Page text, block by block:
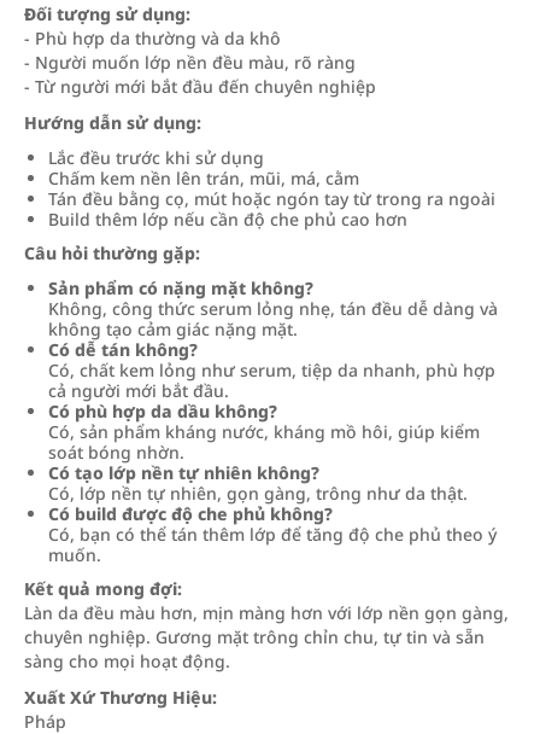
Đối tượng sử dụng:
- Phù hợp da thường và da khô
- Người muốn lớp nền đều màu, rõ ràng
- Từ người mới bắt đầu đến chuyên nghiệp
Hướng dẫn sử dụng:
Lắc đều trước khi sử dụng
Chấm kem nền lên trán, mũi, má, cằm
Tán đều bằng cọ, mút hoặc ngón tay từ trong ra ngoài
Build thêm lớp nếu cần độ che phủ cao hơn
Câu hỏi thường gặp:
Sản phẩm có nặng mặt không?
Không, công thức serum lỏng nhẹ, tán đều dễ dàng và
không tạo cảm giác nặng mặt.
Có dễ tán không?
Có, chất kem lỏng như serum, tiệp da nhanh, phù hợp
cả người mới bắt đầu.
Có phù hợp da dầu không?
Có, sản phẩm kháng nước, kháng mồ hôi, giúp kiểm
soát bóng nhờn.
Có tạo lớp nền tự nhiên không?
Có, lớp nền tự nhiên, gọn gàng, trông như da thật.
Có build được độ che phủ không?
Có, bạn có thể tán thêm lớp để tăng độ che phủ theo ý
muốn.
Kết quả mong đợi:
Làn da đều màu hơn, mịn màng hơn với lớp nền gọn gàng,
chuyên nghiệp. Gương mặt trông chỉn chu, tự tin và sẵn
sàng cho mọi hoạt động.
Xuất Xứ Thương Hiệu:
Pháp